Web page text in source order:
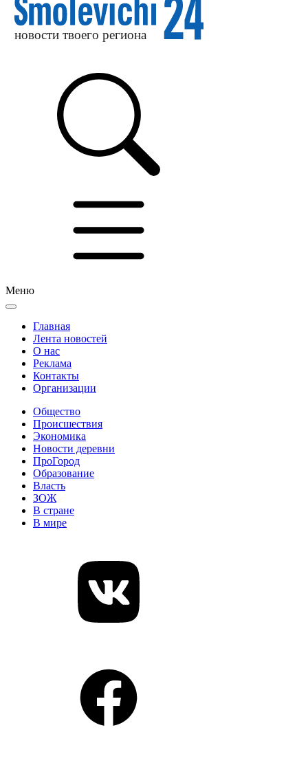
Меню
Главная
Лента новостей
О нас
Реклама
Контакты
Организации
Общество
Происшествия
Экономика
Новости деревни
ПроГород
Образование
Власть
ЗОЖ
В стране
В мире